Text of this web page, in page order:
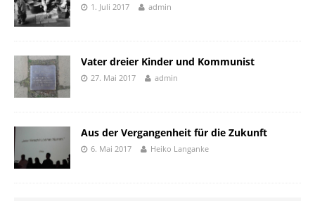
1. Juli 2017 admin
Vater dreier Kinder und Kommunist
27. Mai 2017 admin
Aus der Vergangenheit für die Zukunft
6. Mai 2017 Heiko Langanke